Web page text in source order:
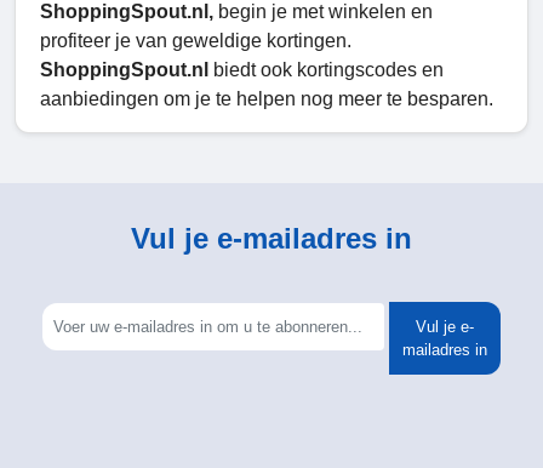
ShoppingSpout.nl, begin je met winkelen en
profiteer je van geweldige kortingen.
ShoppingSpout.nl
biedt ook kortingscodes en
aanbiedingen om je te helpen nog meer te besparen.
Vul je e-mailadres in
Vul je e-
mailadres in